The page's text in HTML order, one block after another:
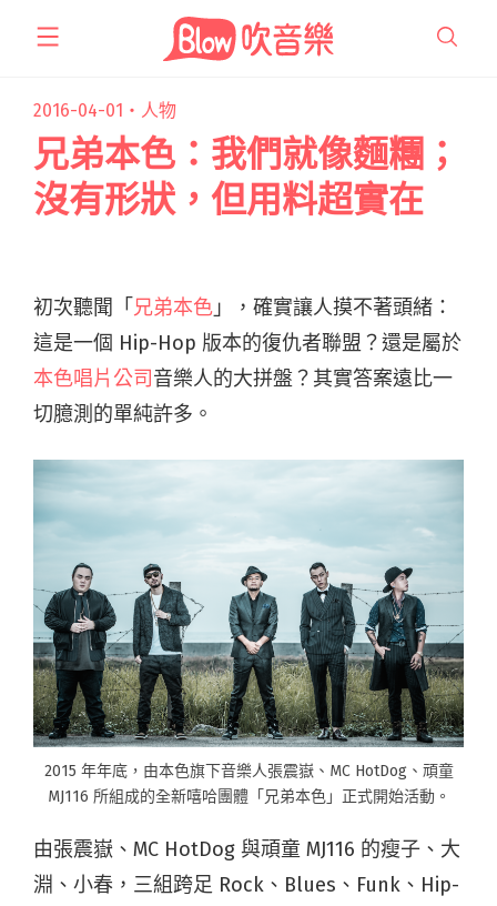
2016-04-01・ 人物
兄弟本色：我們就像麵糰；
沒有形狀，但用料超實在
初次聽聞「 兄弟本色 」，確實讓人摸不著頭緒：
這是一個 Hip-Hop 版本的復仇者聯盟？還是屬於
本色唱片公司音樂人的大拼盤？其實答案遠比一
切臆測的單純許多。
2015 年年底，由本色旗下音樂人張震嶽、MC HotDog、頑童
MJ116 所組成的全新嘻哈團體「兄弟本色」正式開始活動。
由張震嶽、MC HotDog 與頑童 MJ116 的瘦子、大
淵、小春，三組跨足 Rock、Blues、Funk、Hip-